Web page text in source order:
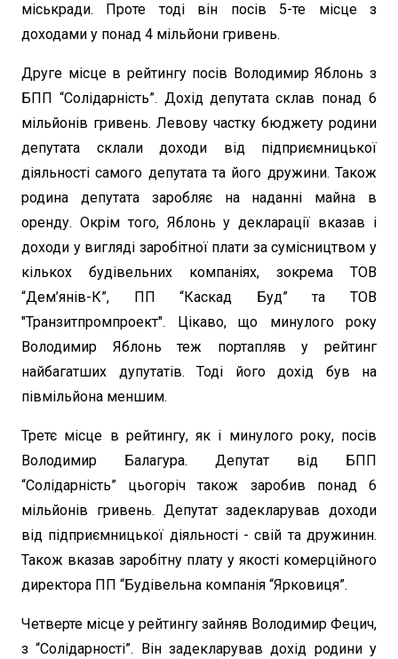
міськради. Проте тоді він посів 5-те місце з
доходами у понад 4 мільйони гривень.
Друге місце в рейтингу посів Володимир Яблонь з
БПП “Солідарність”. Дохід депутата склав понад 6
мільйонів гривень. Левову частку бюджету родини
депутата склали доходи від підприємницької
діяльності самого депутата та його дружини. Також
родина депутата заробляє на наданні майна в
оренду. Окрім того, Яблонь у декларації вказав і
доходи у вигляді заробітної плати за сумісництвом у
кількох будівельних компаніях, зокрема ТОВ
“Дем’янів-К”, ПП “Каскад Буд” та ТОВ
"Транзитпромпроект". Цікаво, що минулого року
Володимир Яблонь теж портапляв у рейтинг
найбагатших дупутатів. Тоді його дохід був на
півмільйона меншим.
Третє місце в рейтингу, як і минулого року, посів
Володимир Балагура. Депутат від БПП
“Солідарність” цьогоріч також заробив понад 6
мільйонів гривень. Депутат задекларував доходи
від підприємницької діяльності - свій та дружинин.
Також вказав заробітну плату у якості комерційного
директора ПП “Будівельна компанія “Ярковиця”.
Четверте місце у рейтингу зайняв Володимир Фецич,
з “Солідарності”. Він задекларував дохід родини у